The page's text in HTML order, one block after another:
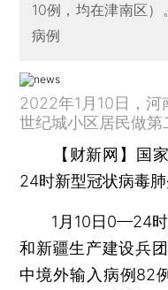
10例，均在津南区
病例
2022年1月10日，河
世纪城小区居民做
【财新网】
国
24时新型冠状病毒肺
1月10日0—24时
和新疆生产建设兵
中境外输入病例82